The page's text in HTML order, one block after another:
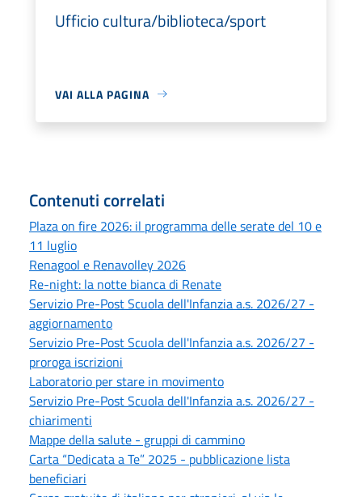
Ufficio cultura/biblioteca/sport
VAI ALLA PAGINA
Contenuti correlati
Plaza on fire 2026: il programma delle serate del 10 e
11 luglio
Renagool e Renavolley 2026
Re-night: la notte bianca di Renate
Servizio Pre-Post Scuola dell'Infanzia a.s. 2026/27 -
aggiornamento
Servizio Pre-Post Scuola dell'Infanzia a.s. 2026/27 -
proroga iscrizioni
Laboratorio per stare in movimento
Servizio Pre-Post Scuola dell'Infanzia a.s. 2026/27 -
chiarimenti
Mappe della salute - gruppi di cammino
Carta “Dedicata a Te” 2025 - pubblicazione lista
beneficiari